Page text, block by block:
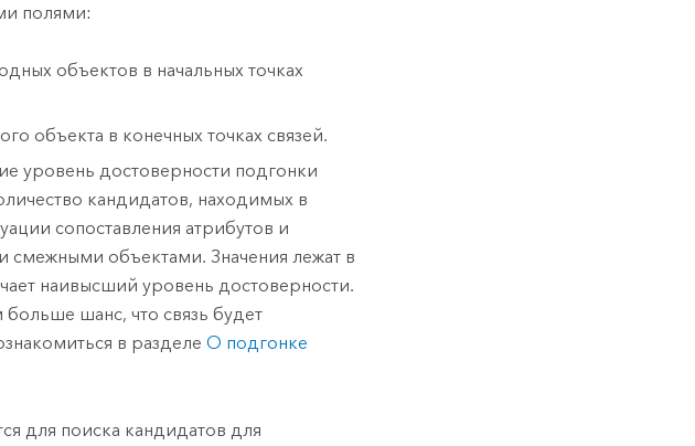
полями:
объектов в начальных точках
объекта в конечных точках связей.
уровень достоверности подгонки
кандидатов, находимых в
сопоставления атрибутов и
объектами. Значения лежат в
наивысший уровень достоверности.
больше шанс, что связь будет
в разделе О подгонке
для поиска кандидатов для